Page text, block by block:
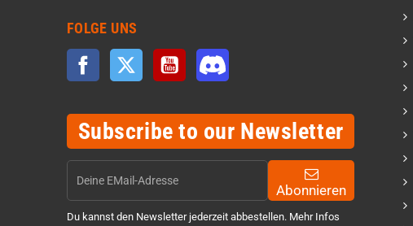
FOLGE UNS
Facebook Twitter YouTube
Subscribe to our Newsletter
Abonnieren
Du kannst den Newsletter jederzeit abbestellen. Mehr Infos